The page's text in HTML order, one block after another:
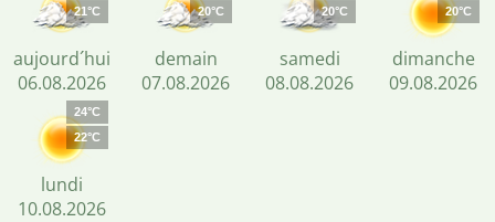
21°C
aujourd´hui
06.08.2026
20°C
demain
07.08.2026
20°C
samedi
08.08.2026
20°C
dimanche
09.08.2026
24°C
22°C
lundi
10.08.2026